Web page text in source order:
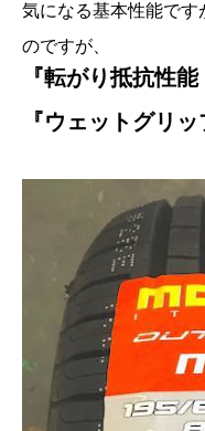
気になる基本性能です
のですが、
『転がり抵抗性能
『ウェットグリ